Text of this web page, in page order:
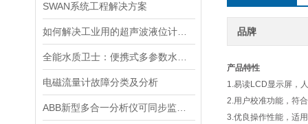
SWAN系统工程解决方案
电磁流量计故障分类及分析
品牌
产品特性
1.易读LCD显示屏，
2.用户校准功能，符
3.优良操作性能，适